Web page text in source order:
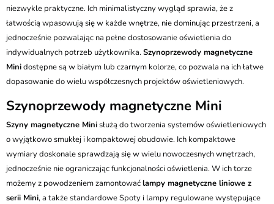
niezwykle praktyczne. Ich minimalistyczny wygląd sprawia, że z
łatwością wpasowują się w każde wnętrze, nie dominując przestrzeni, a
jednocześnie pozwalając na pełne dostosowanie oświetlenia do
indywidualnych potrzeb użytkownika.Szynoprzewody magnetyczne
Minidostępne są w białym lub czarnym kolorze, co pozwala na ich łatwe
dopasowanie do wielu współczesnych projektów oświetleniowych.
Szynoprzewody magnetyczne Mini
Szyny magnetyczne Minisłużą do tworzenia systemów oświetleniowych
o wyjątkowo smukłej i kompaktowej obudowie. Ich kompaktowe
wymiary doskonale sprawdzają się w wielu nowoczesnych wnętrzach,
jednocześnie nie ograniczając funkcjonalności oświetlenia. W ich torze
możemy z powodzeniem zamontowaćlampy magnetyczne liniowe z
serii Mini, a także standardowe Spoty i lampy regulowane występujące